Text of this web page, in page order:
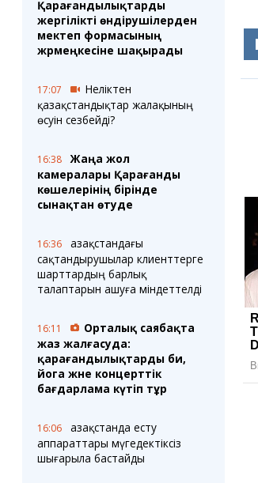
Қарағандылықтарды
жергілікті өндірушілерден
мектеп формасының
жәрмеңкесіне шақырады
17:07
Неліктен
қазақстандықтар жалақының
өсуін сезбейді?
16:38
Жаңа жол
камералары Қарағанды
көшелерінің бірінде
сынақтан өтуде
16:36
Қазақстандағы
сақтандырушылар клиенттерге
шарттардың барлық
талаптарын ашуға міндеттелді
16:11
Орталық саябақта
жаз жалғасуда:
қарағандылықтарды би,
йога және концерттік
бағдарлама күтіп тұр
16:06
Қазақстанда есту
аппараттары мүгедектіксіз
шығарыла бастайды